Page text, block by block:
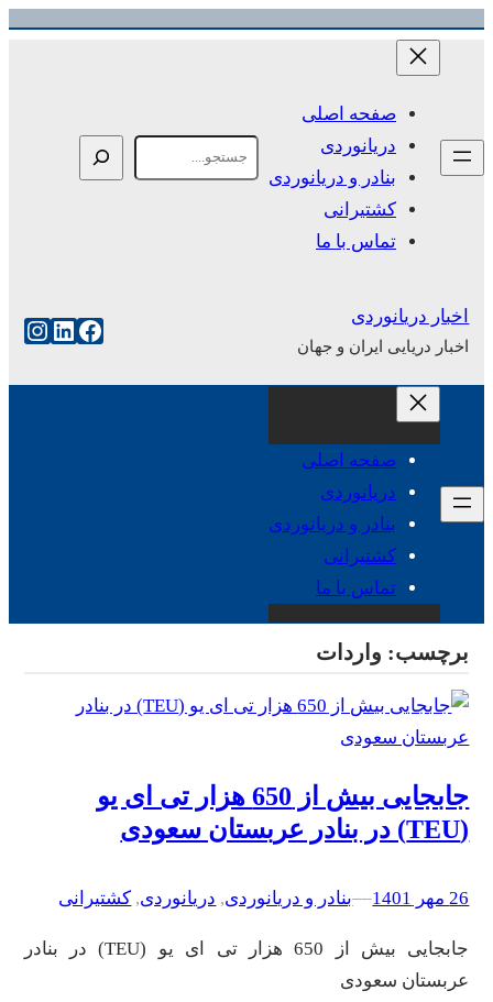
رفتن
صفحه اصلی
دریانوردی
بنادر و دریانوردی
کشتیرانی
تماس با ما
اخبار دریانوردی
اخبار دریایی ایران و جهان
فیس‌بوک
صفحه اصلی
دریانوردی
بنادر و دریانوردی
کشتیرانی
تماس با ما
برچسب: واردات
جابجایی بیش از 650 هزار تی ای یو
(TEU) در بنادر عربستان سعودی
26 مهر 1401 –
–بنادر و دریانوردی, دریانوردی, کشتیرانی
جابجایی بیش از 650 هزار تی ای یو (TEU) در بنادر
عربستان سعودی